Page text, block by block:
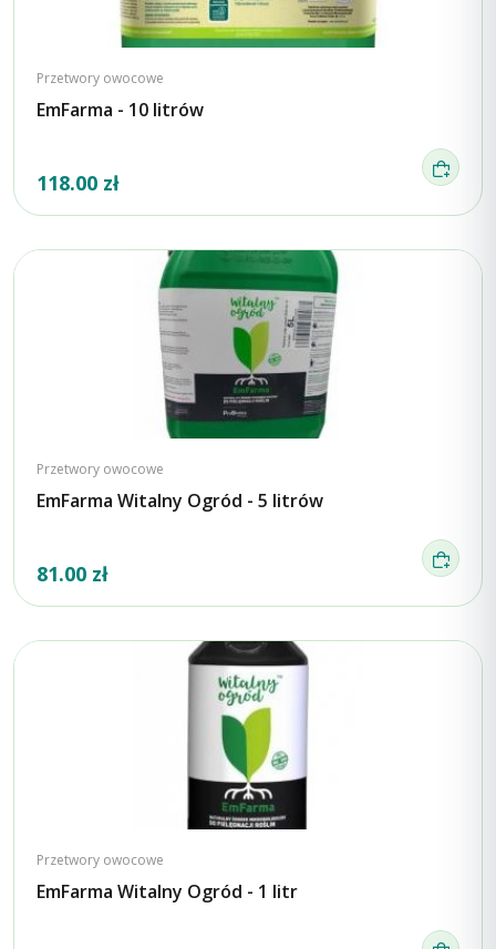
Przetwory owocowe
EmFarma - 10 litrów
118.00 zł
Przetwory owocowe
EmFarma Witalny Ogród - 5 litrów
81.00 zł
Przetwory owocowe
EmFarma Witalny Ogród - 1 litr